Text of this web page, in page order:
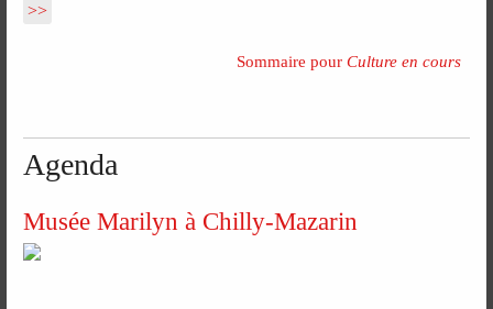
>>
Sommaire pour Culture en cours
Agenda
Musée Marilyn à Chilly-Mazarin